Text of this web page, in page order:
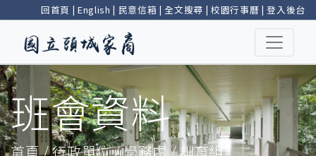
回首頁 | English | 民意信箱 |全文搜尋 | 校園行事曆 |登入後台
班會資料
首頁 / 行政單位 / 學務處 / 訓育組